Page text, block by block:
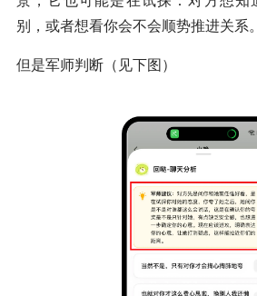
别，或者想看你会不会顺势推进关系。
但是军师判断（见下图）